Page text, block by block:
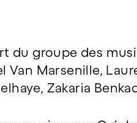
du groupe des
Van Marsenille,
Zakaria